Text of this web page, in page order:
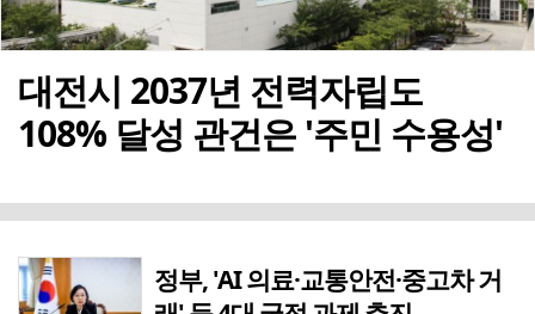
8시간전 극한 폭염 속 안전한 열차 운행을 위한 선로관리
8시간전
8시간전 정부 국가철도망 계획에 대전시 역량 집중해야
8시간전 한달째 '휴업' 대덕구의회…오는 10일 원구성 다시 돌입
2시간전 [아침을 여는 명언 캘리] 2026년 8월7일 금요일
대전시 2037년 전력자립도
108% 달성 관건은 '주민 수용성'
정부, 'AI 의료·교통안전·중고차 거